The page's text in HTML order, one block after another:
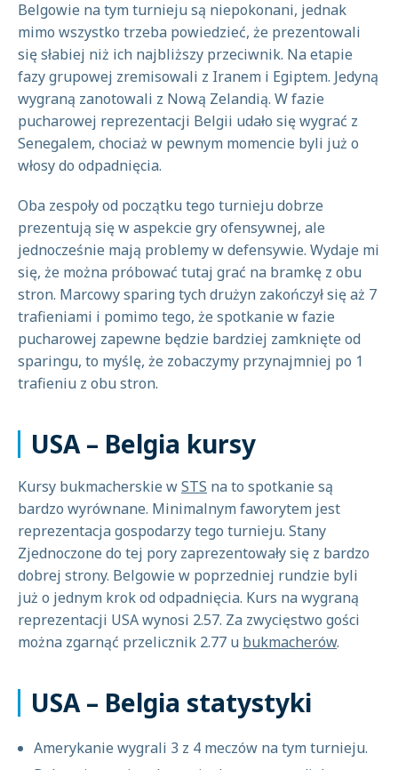
Belgowie na tym turnieju są niepokonani, jednak
mimo wszystko trzeba powiedzieć, że prezentowali
się słabiej niż ich najbliższy przeciwnik. Na etapie
fazy grupowej zremisowali z Iranem i Egiptem. Jedyną
wygraną zanotowali z Nową Zelandią. W fazie
pucharowej reprezentacji Belgii udało się wygrać z
Senegalem, chociaż w pewnym momencie byli już o
włosy do odpadnięcia.
Oba zespoły od początku tego turnieju dobrze
prezentują się w aspekcie gry ofensywnej, ale
jednocześnie mają problemy w defensywie. Wydaje mi
się, że można próbować tutaj grać na bramkę z obu
stron. Marcowy sparing tych drużyn zakończył się aż 7
trafieniami i pomimo tego, że spotkanie w fazie
pucharowej zapewne będzie bardziej zamknięte od
sparingu, to myślę, że zobaczymy przynajmniej po 1
trafieniu z obu stron.
USA – Belgia kursy
Kursy bukmacherskie wSTS na to spotkanie są
bardzo wyrównane. Minimalnym faworytem jest
reprezentacja gospodarzy tego turnieju. Stany
Zjednoczone do tej pory zaprezentowały się z bardzo
dobrej strony. Belgowie w poprzedniej rundzie byli
już o jednym krok od odpadnięcia. Kurs na wygraną
reprezentacji USA wynosi 2.57. Za zwycięstwo gości
można zgarnąć przelicznik 2.77 u bukmacherów.
USA – Belgia statystyki
Amerykanie wygrali 3 z 4 meczów na tym turnieju.